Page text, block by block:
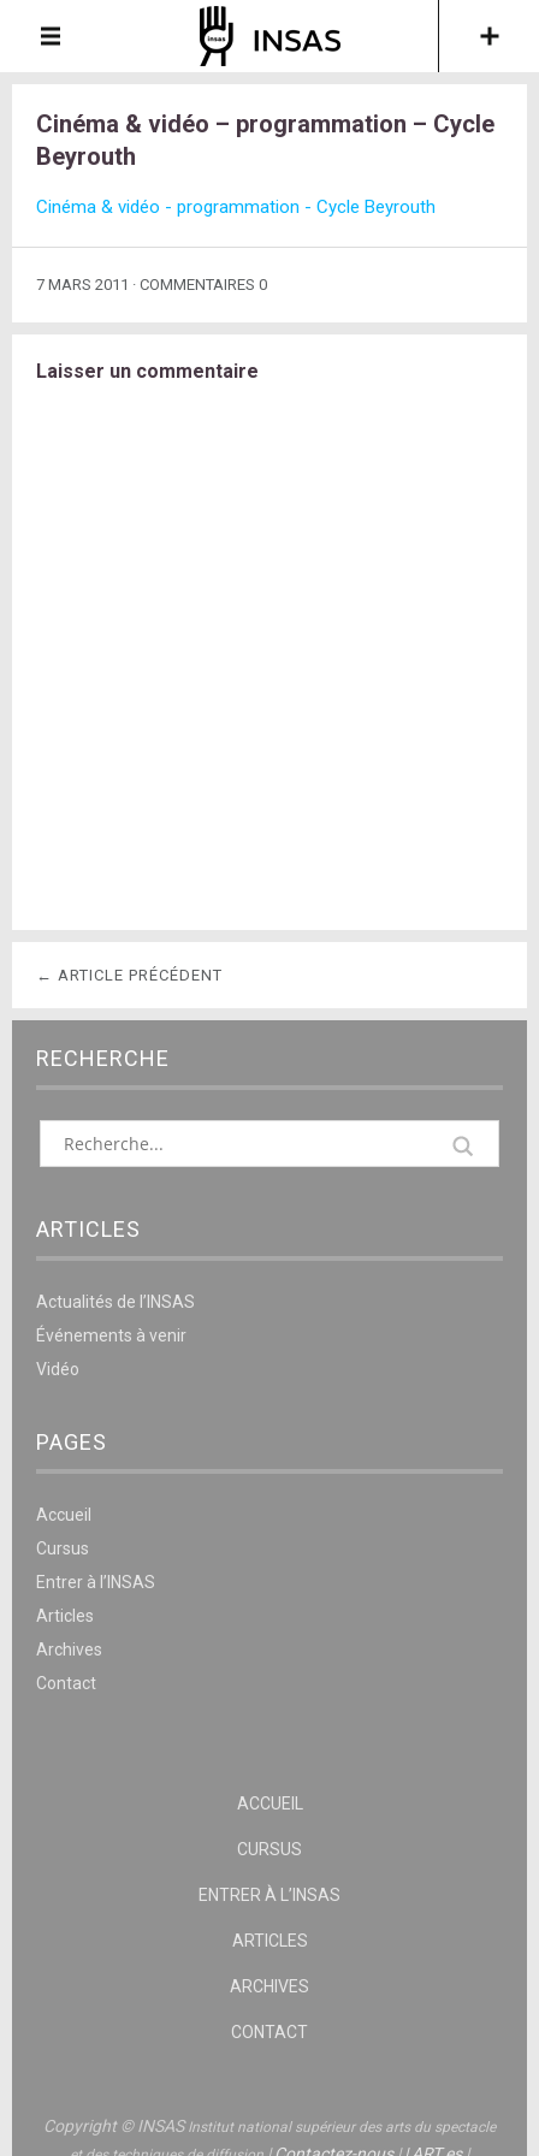
Cinéma & vidéo – programmation – Cycle
Beyrouth
Cinéma & vidéo - programmation - Cycle Beyrouth
7 MARS 2011 COMMENTAIRES 0
Laisser un commentaire
← ARTICLE PRÉCÉDENT
RECHERCHE
ARTICLES
Actualités de l’INSAS
Événements à venir
Vidéo
PAGES
Accueil
Cursus
Entrer à l’INSAS
Articles
Archives
Contact
ACCUEIL
CURSUS
ENTRER À L’INSAS
ARTICLES
ARCHIVES
CONTACT
Copyright © INSASInstitut national supérieur des arts du spectacle